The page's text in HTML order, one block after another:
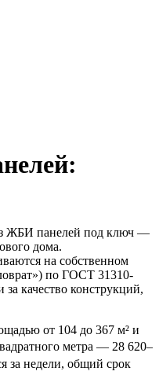
ЖБИ панелей под ключ —
дома.
на собственном
по ГОСТ 31310-
качество конструкций,
от 104 до 367 м² и
метра — 28 620–
за недели, общий срок